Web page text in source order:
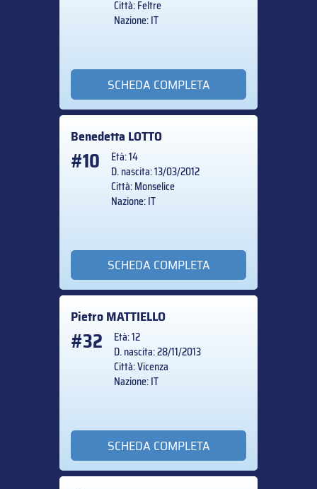
Città: Feltre
Nazione: IT
SCHEDA COMPLETA
Benedetta LOTTO
#10
Età: 14
D. nascita: 13/03/2012
Città: Monselice
Nazione: IT
SCHEDA COMPLETA
PietroMATTIELLO
#32
Età: 12
D. nascita: 28/11/2013
Città: Vicenza
Nazione: IT
SCHEDA COMPLETA